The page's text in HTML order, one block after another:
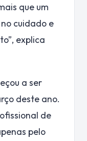
que um
cuidado e
explica
a ser
deste ano.
de
pelo